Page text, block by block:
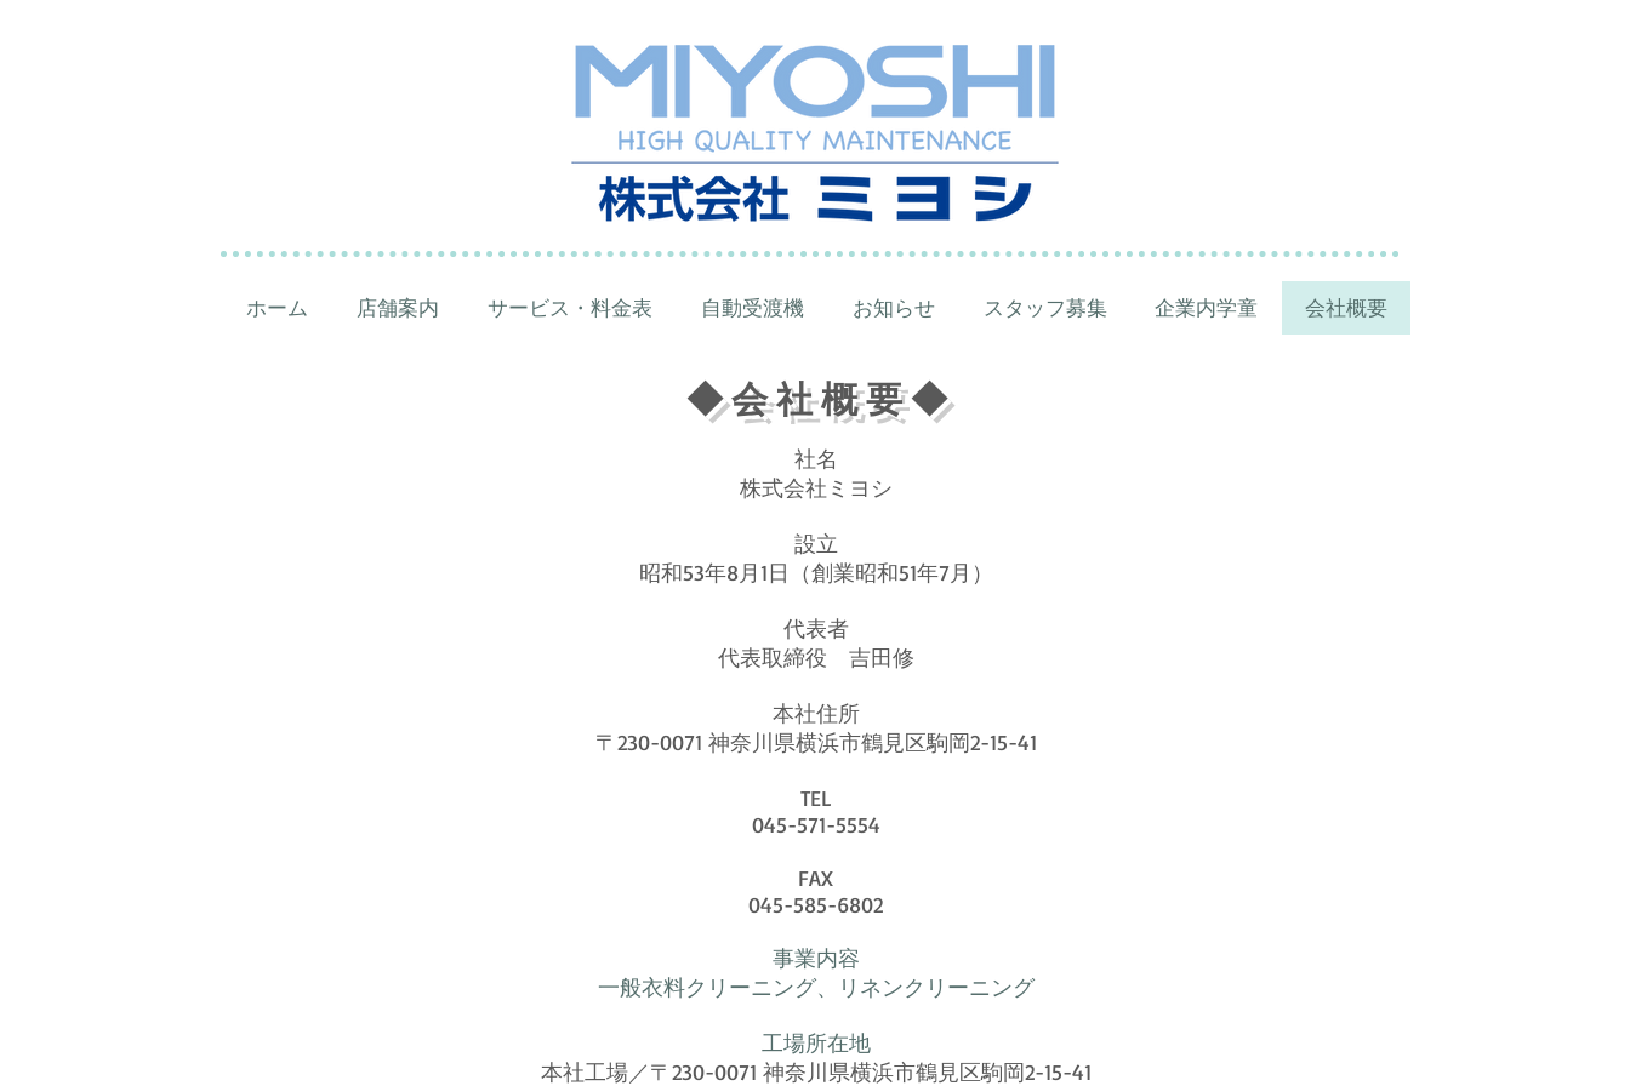
ホーム 店舗案内 サービス・料金表 自動受渡機 お知らせ スタッフ募集 企業内学童 会社概要
◆ 会 社 概 要 ◆
社名
株式会社ミヨシ
設立
昭和53年8月1日（創業昭和51年7月）
代表者
代表取締役 吉田修
本社住所
〒230-0071 神奈川県横浜市鶴見区駒岡2-15-41
TEL
045-571-5554
FAX
045-585-6802
事業内容
一般衣料クリーニング、リネンクリーニング
工場所在地
本社工場／〒230-0071 神奈川県横浜市鶴見区駒岡2-15-41